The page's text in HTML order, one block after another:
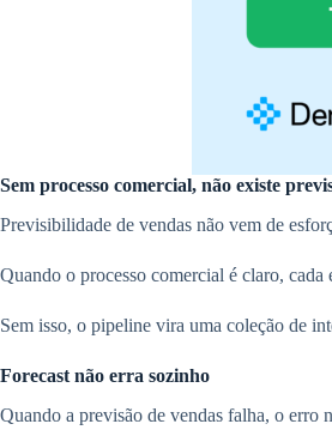
Sem processo comercial, não existe
Previsibilidade de vendas não vem de
Quando o processo comercial é claro,
Sem isso, o pipeline vira uma coleção de
Forecast não erra sozinho
Quando a previsão de vendas falha, o erro